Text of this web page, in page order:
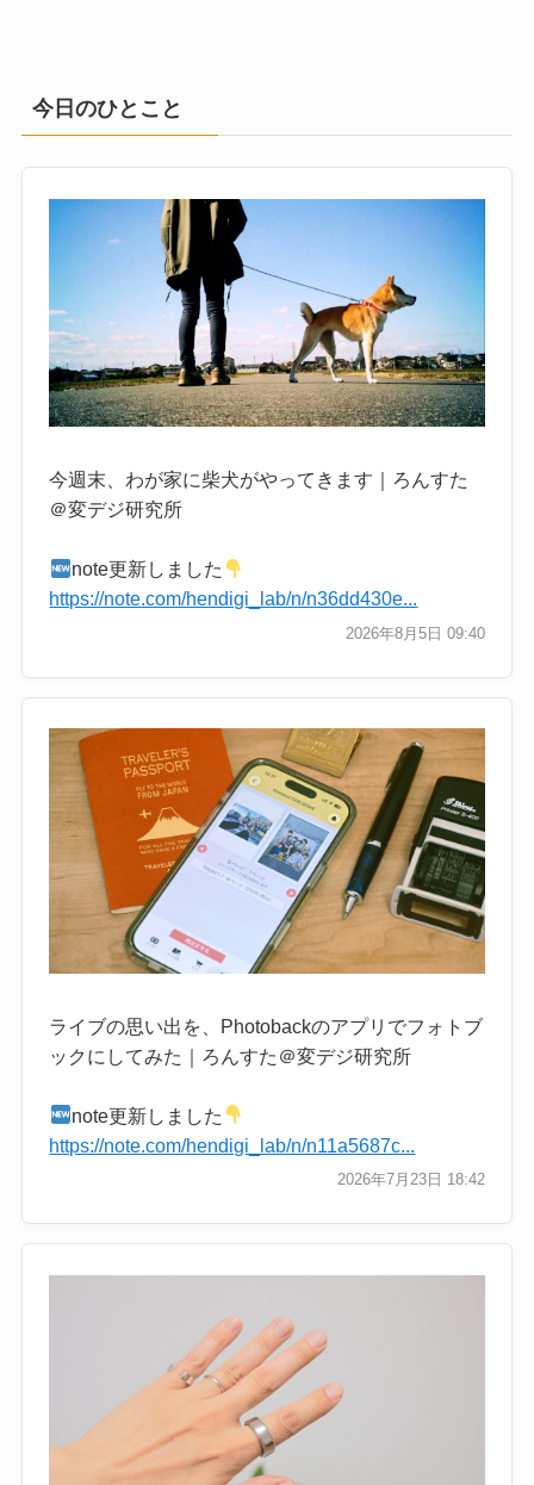
今日のひとこと
今週末、わが家に柴犬がやってきます｜ろんすた
＠変デジ研究所
note更新しました
https://note.com/hendigi_lab/n/n36dd430e...
2026年8月5日 09:40
ライブの思い出を、Photobackのアプリでフォトブ
ックにしてみた｜ろんすた＠変デジ研究所
note更新しました
https://note.com/hendigi_lab/n/n11a5687c...
2026年7月23日 18:42